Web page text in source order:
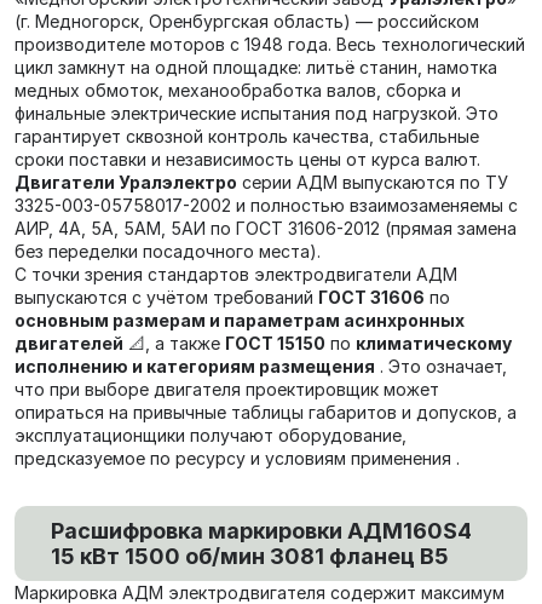
(г. Медногорск, Оренбургская область) — российском
производителе моторов с 1948 года. Весь технологический
цикл замкнут на одной площадке: литьё станин, намотка
медных обмоток, механообработка валов, сборка и
финальные электрические испытания под нагрузкой. Это
гарантирует сквозной контроль качества, стабильные
сроки поставки и независимость цены от курса валют.
Двигатели Уралэлектро серии АДМ выпускаются по ТУ
3325-003-05758017-2002 и полностью взаимозаменяемы с
АИР, 4А, 5А, 5АМ, 5АИ по ГОСТ 31606-2012 (прямая замена
без переделки посадочного места).
С точки зрения стандартов электродвигатели АДМ
выпускаются с учётом требований ГОСТ 31606 по
основным размерам и параметрам асинхронных
двигателей 📐, а также ГОСТ 15150 по климатическому
исполнению и категориям размещения . Это означает,
что при выборе двигателя проектировщик может
опираться на привычные таблицы габаритов и допусков, а
эксплуатационщики получают оборудование,
предсказуемое по ресурсу и условиям применения .
Расшифровка маркировки АДМ160S4
15 кВт 1500 об/мин 3081 фланец В5
Маркировка АДМ электродвигателя содержит максимум